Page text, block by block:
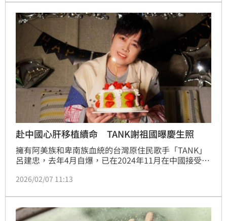
赴中國心肝移植續命 TANK謝祖國曝慶生照
擁有阿美族和卑南族血統的台灣原住民歌手「TANK」
呂建忠，去年4月自爆，已在2024年11月在中國接受心
台灣網友抨擊，6日是他44歲生日，戴愛玲也祝他「生
2026/02/07 11:13